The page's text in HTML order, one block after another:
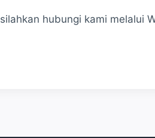
hubungi kami melalui